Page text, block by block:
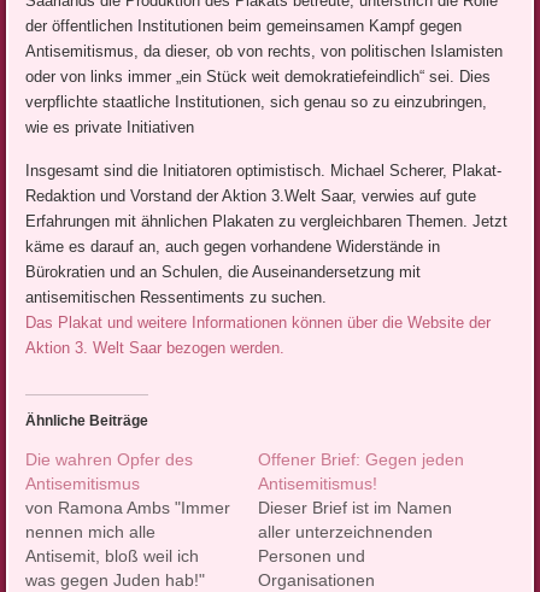
der öffentlichen Institutionen beim gemeinsamen Kampf gegen
Antisemitismus, da dieser, ob von rechts, von politischen Islamisten
oder von links immer „ein Stück weit demokratiefeindlich“ sei. Dies
verpflichte staatliche Institutionen, sich genau so zu einzubringen,
wie es private Initiativen
Insgesamt sind die Initiatoren optimistisch. Michael Scherer, Plakat-
Redaktion und Vorstand der Aktion 3.Welt Saar, verwies auf gute
Erfahrungen mit ähnlichen Plakaten zu vergleichbaren Themen. Jetzt
käme es darauf an, auch gegen vorhandene Widerstände in
Bürokratien und an Schulen, die Auseinandersetzung mit
antisemitischen Ressentiments zu suchen.
Das Plakat und weitere Informationen können über die Website der
Aktion 3. Welt Saar bezogen werden.
Ähnliche Beiträge
Die wahren Opfer des
Antisemitismus
von Ramona Ambs "Immer
nennen mich alle
Antisemit, bloß weil ich
was gegen Juden hab!"
Offener Brief: Gegen jeden
Antisemitismus!
Dieser Brief ist im Namen
aller unterzeichnenden
Personen und
Organisationen